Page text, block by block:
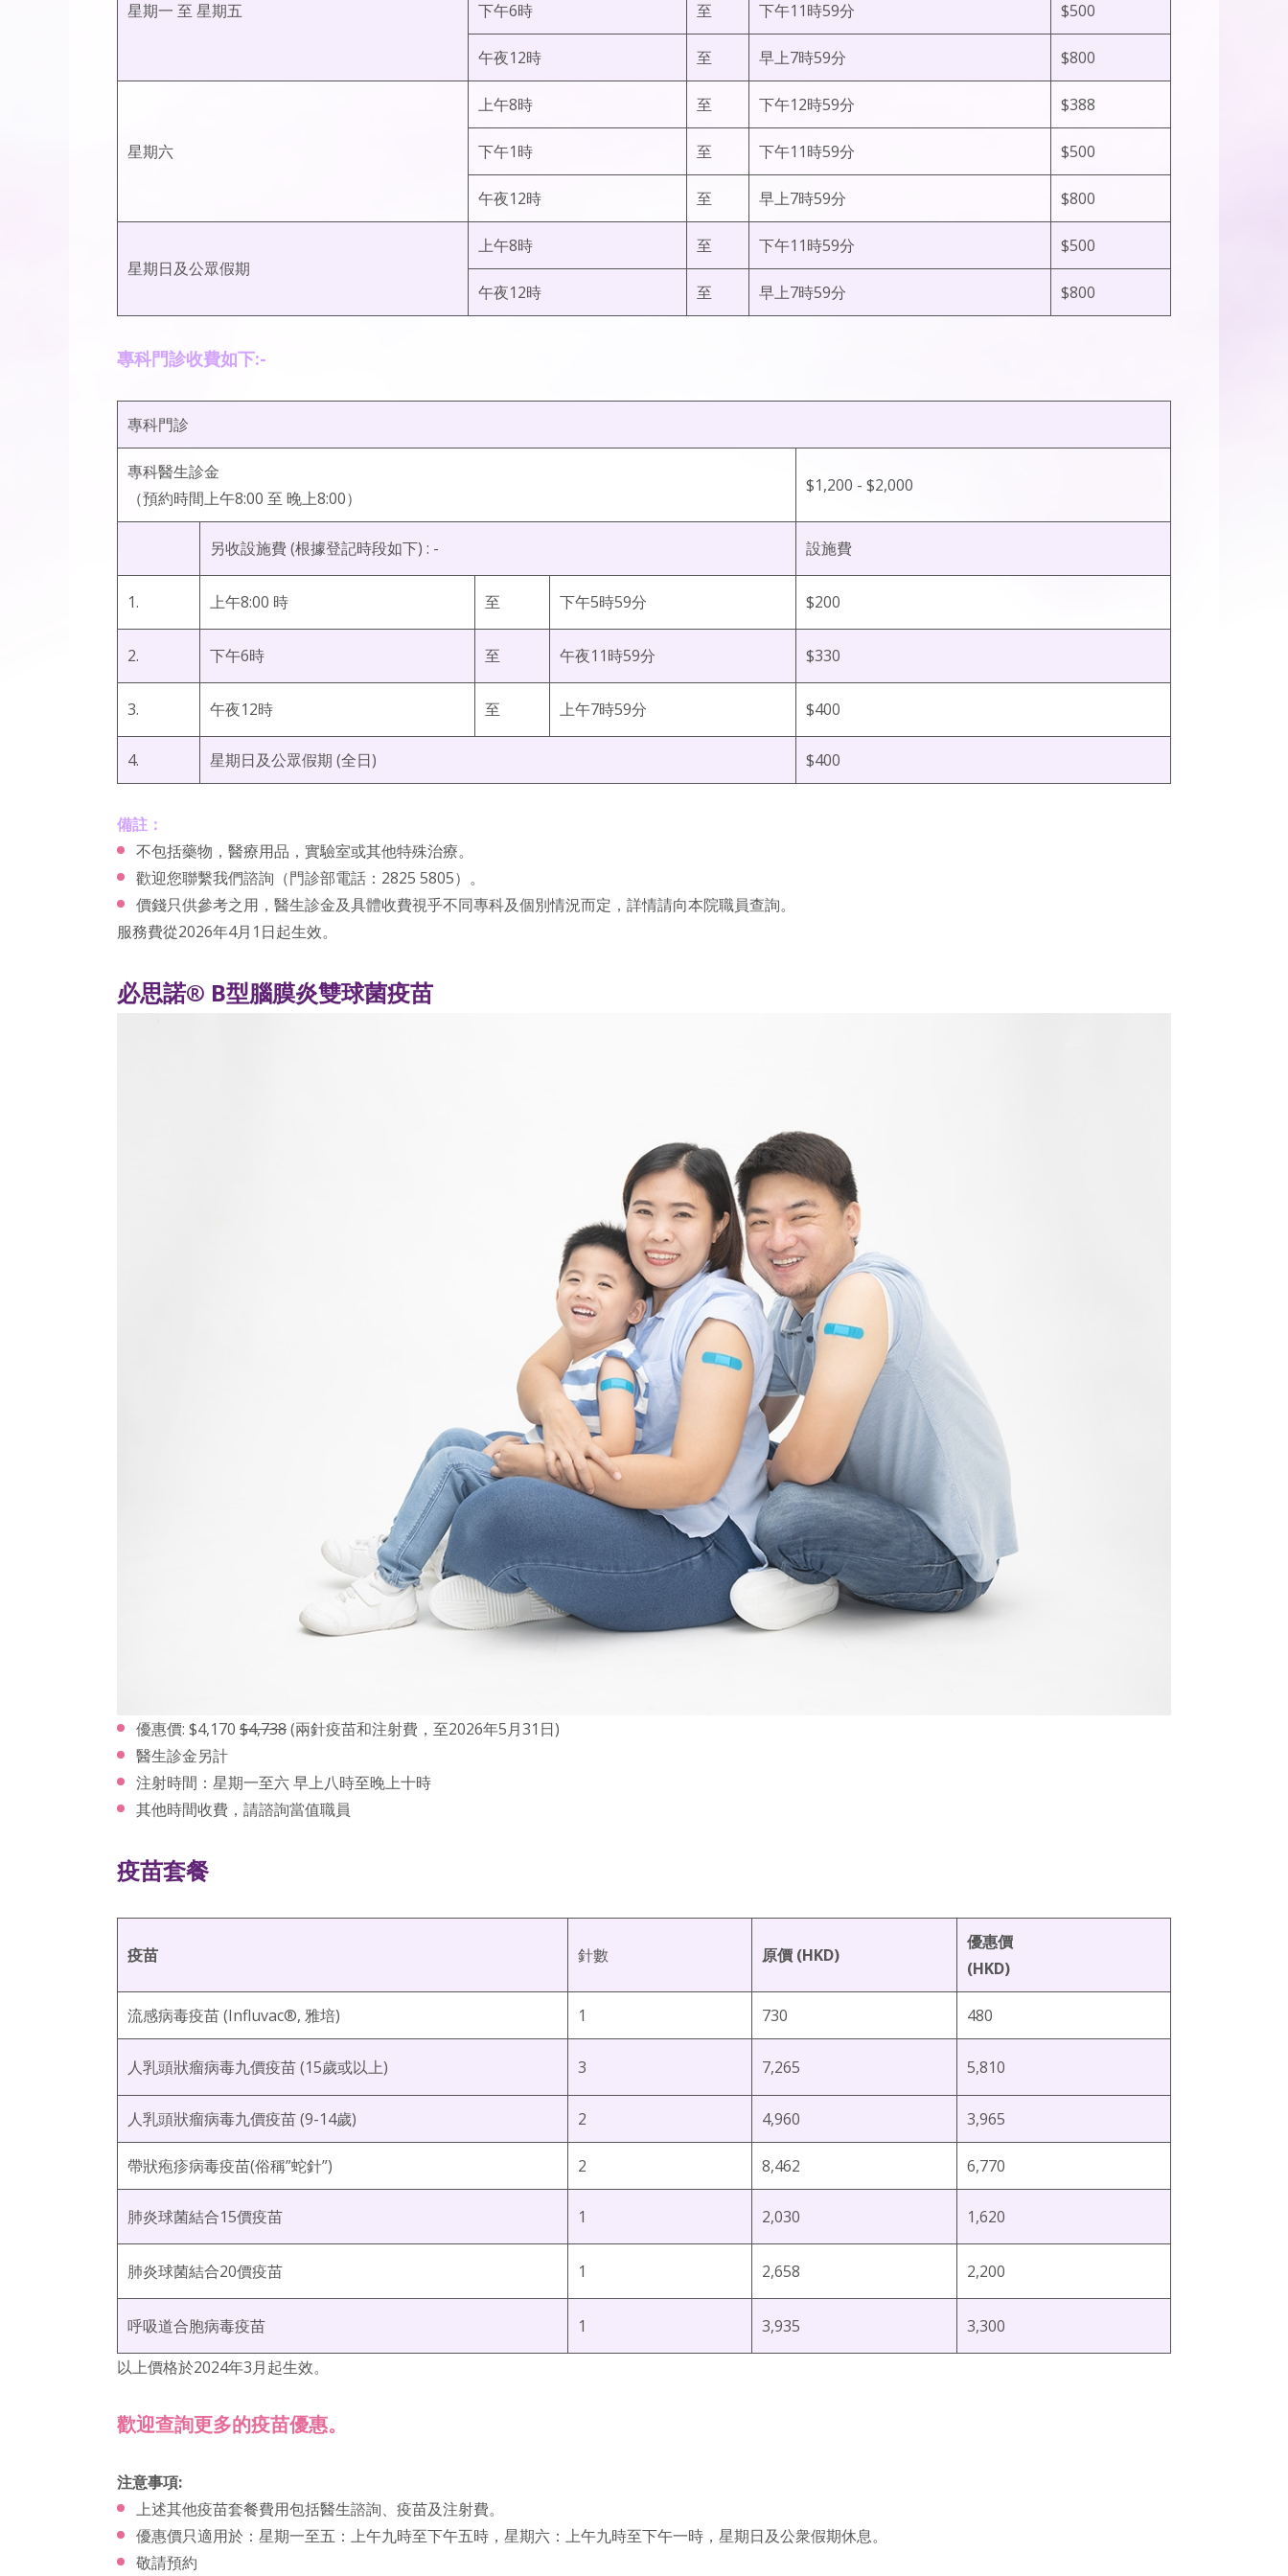
星期一 至 星期五 下午6時 至 下午11時59分 $500
午夜12時 至 早上7時59分 $800
星期六
上午8時 至 下午12時59分 $388
下午1時 至 下午11時59分 $500
午夜12時 至 早上7時59分 $800
星期日及公眾假期
上午8時 至 下午11時59分 $500
午夜12時 至 早上7時59分 $800
專科門診收費如下:-
專科門診
專科醫生診金
（預約時間上午8:00 至 晚上8:00）
$1,200 - $2,000
另收設施費 (根據登記時段如下) : - 設施費
1. 上午8:00 時 至 下午5時59分 $200
2. 下午6時 至 午夜11時59分 $330
3. 午夜12時 至 上午7時59分 $400
4. 星期日及公眾假期 (全日) $400
備註：
不包括藥物，醫療用品，實驗室或其他特殊治療。
歡迎您聯繫我們諮詢（門診部電話：2825 5805）。
價錢只供參考之用，醫生診金及具體收費視乎不同專科及個別情況而定，詳情請向本院職員查詢。
服務費從2026年4月1日起生效。
必思諾® B型腦膜炎雙球菌疫苗
優惠價: $4,170 $4,738(兩針疫苗和注射費，至2026年5月31日)
醫生診金另計
注射時間：星期一至六 早上八時至晚上十時
其他時間收費，請諮詢當值職員
疫苗套餐
疫苗 針數 原價 (HKD)
優惠價
(HKD)
流感病毒疫苗 (Influvac®, 雅培) 1 730 480
人乳頭狀瘤病毒九價疫苗 (15歲或以上) 3 7,265 5,810
人乳頭狀瘤病毒九價疫苗 (9-14歲) 2 4,960 3,965
帶狀疱疹病毒疫苗(俗稱”蛇針”) 2 8,462 6,770
肺炎球菌結合15價疫苗 1 2,030 1,620
肺炎球菌結合20價疫苗 1 2,658 2,200
呼吸道合胞病毒疫苗 1 3,935
3,300
以上價格於2024年3月起生效。
歡迎查詢更多的疫苗優惠。
注意事項:
上述其他疫苗套餐費用包括醫生諮詢、疫苗及注射費。
優惠價只適用於：星期一至五：上午九時至下午五時，星期六：上午九時至下午一時，星期日及公衆假期休息。
敬請預約